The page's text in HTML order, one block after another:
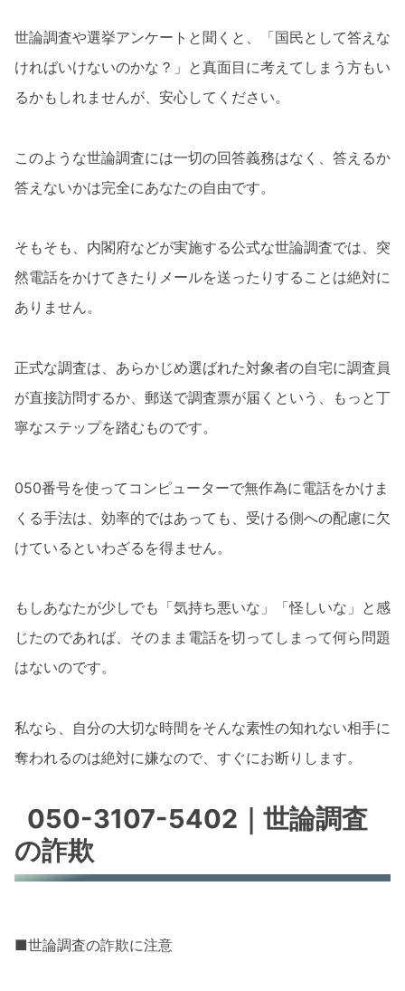
世論調査や選挙アンケートと聞くと、「国民として答えな
ければいけないのかな？」と真面目に考えてしまう方もい
るかもしれませんが、安心してください。
このような世論調査には一切の回答義務はなく、答えるか
答えないかは完全にあなたの自由です。
そもそも、内閣府などが実施する公式な世論調査では、突
然電話をかけてきたりメールを送ったりすることは絶対に
ありません。
正式な調査は、あらかじめ選ばれた対象者の自宅に調査員
が直接訪問するか、郵送で調査票が届くという、もっと丁
寧なステップを踏むものです。
050番号を使ってコンピューターで無作為に電話をかけま
くる手法は、効率的ではあっても、受ける側への配慮に欠
けているといわざるを得ません。
もしあなたが少しでも「気持ち悪いな」「怪しいな」と感
じたのであれば、そのまま電話を切ってしまって何ら問題
はないのです。
私なら、自分の大切な時間をそんな素性の知れない相手に
奪われるのは絶対に嫌なので、すぐにお断りします。
050-3107-5402｜世論調査
の詐欺
■世論調査の詐欺に注意